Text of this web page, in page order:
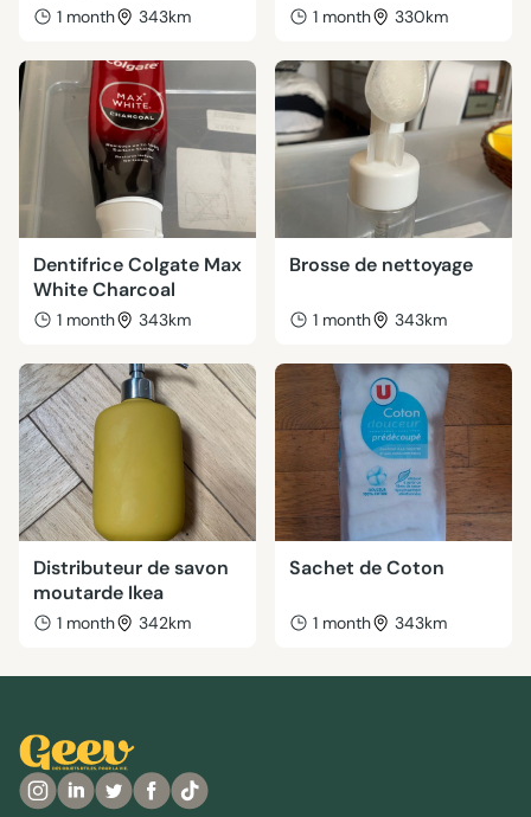
1 month 343km 1 month 330km
Dentifrice Colgate Max
White Charcoal
1 month 343km
Brosse de nettoyage
1 month 343km
Distributeur de savon
moutarde Ikea
1 month 342km
Sachet de Coton
1 month 343km